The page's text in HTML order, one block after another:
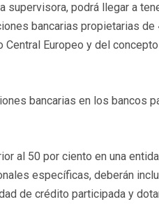
supervisora, podrá llegar a
bancarias propietarias de
Europeo y del
bancarias en los bancos
al 50 por ciento en una
específicas, deberán
de crédito participada y